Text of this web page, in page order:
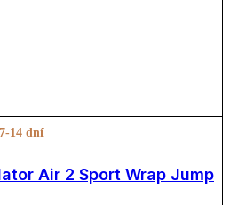
14 dní
Air 2 Sport Wrap Jump